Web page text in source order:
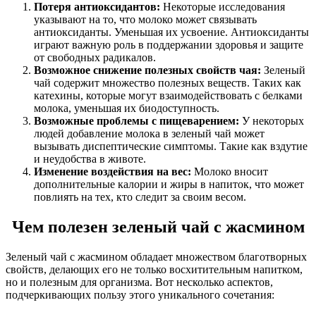
Потеря антиоксидантов: Некоторые исследования
указывают на то, что молоко может связывать
антиоксиданты. Уменьшая их усвоение. Антиоксиданты
играют важную роль в поддержании здоровья и защите
от свободных радикалов.
Возможное снижение полезных свойств чая: Зеленый
чай содержит множество полезных веществ. Таких как
катехины, которые могут взаимодействовать с белками
молока, уменьшая их биодоступность.
Возможные проблемы с пищеварением: У некоторых
людей добавление молока в зеленый чай может
вызывать диспептические симптомы. Такие как вздутие
и неудобства в животе.
Изменение воздействия на вес: Молоко вносит
дополнительные калории и жиры в напиток, что может
повлиять на тех, кто следит за своим весом.
Чем полезен зеленый чай с жасмином
Зеленый чай с жасмином обладает множеством благотворных
свойств, делающих его не только восхитительным напитком,
но и полезным для организма. Вот несколько аспектов,
подчеркивающих пользу этого уникального сочетания: